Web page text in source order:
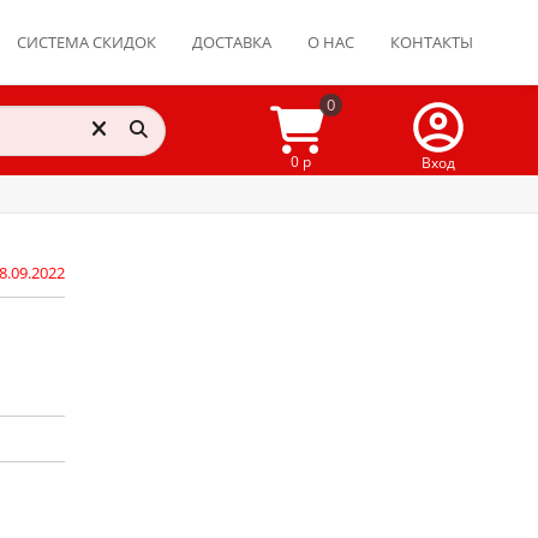
СИСТЕМА СКИДОК ДОСТАВКА О НАС КОНТАКТЫ
0
0 р
Вход